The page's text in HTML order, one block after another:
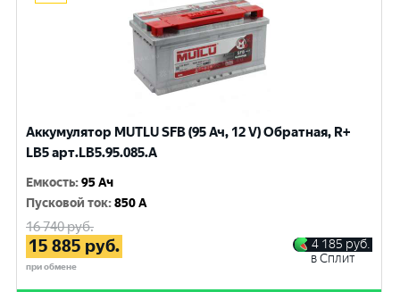
Аккумулятор MUTLU SFB (95 Ач, 12 V) Обратная, R+
LB5 арт.LВ5.95.085.A
Емкость:95 Ач
Пусковой ток:850 A
16 740руб.
15 885 руб.
при обмене
4 185 руб.
в Сплит